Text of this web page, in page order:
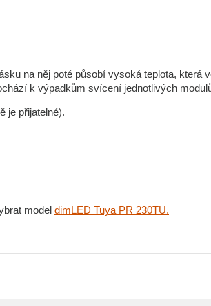
na něj poté působí vysoká teplota, která
k výpadkům svícení jednotlivých
je přijatelné).
model dimLED Tuya PR 230TU.